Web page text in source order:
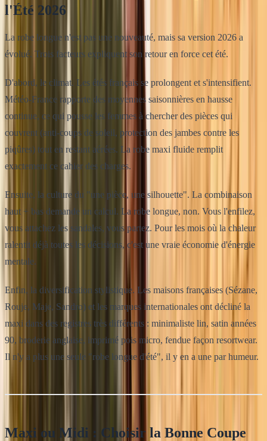
l'Été 2026
La robe longue n'est pas une nouveauté, mais sa version 2026 a
évolué. Trois facteurs expliquent son retour en force cet été.
D'abord, le climat. Les étés français se prolongent et s'intensifient.
Météo-France rapporte des moyennes saisonnières en hausse
continue, ce qui pousse les femmes à chercher des pièces qui
couvrent (anti-coups de soleil, protection des jambes contre les
piqûres) tout en restant aérées. La robe maxi fluide remplit
exactement ce cahier des charges.
Ensuite, la culture du "une pièce, une silhouette". La combinaison
haut + bas demande un calcul. La robe longue, non. Vous l'enfilez,
vous attachez les sandales, vous partez. Pour les mois où la chaleur
ralentit déjà toutes les décisions, c'est une vraie économie d'énergie
mentale.
Enfin, la diversification stylistique. Les maisons françaises (Sézane,
Rouje, Maje, Sandro) et les marques internationales ont décliné la
maxi dans des registres très différents : minimaliste lin, satin années
90, broderie anglaise, imprimé pois micro, fendue façon resortwear.
Il n'y a plus une seule "robe longue d'été", il y en a une par humeur.
Maxi ou Midi : Choisir la Bonne Coupe